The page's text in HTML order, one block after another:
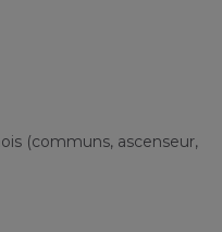
(communs, ascenseur,